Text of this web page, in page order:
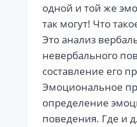
одной и той же
так могут! Что
Это анализ
невербального
составление его
Эмоциональное
определение
поведения. Где и